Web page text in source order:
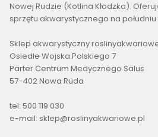
Nowej Rudzie (Kotlina Kłodzka).
sprzętu akwarystycznego na
Sklep akwarystyczny
Osiedle Wojska Polskiego 7
Parter Centrum Medycznego Salus
57-402 Nowa Ruda
tel: 500 119 030
e-mail: sklep@roslinyakwariowe.pl